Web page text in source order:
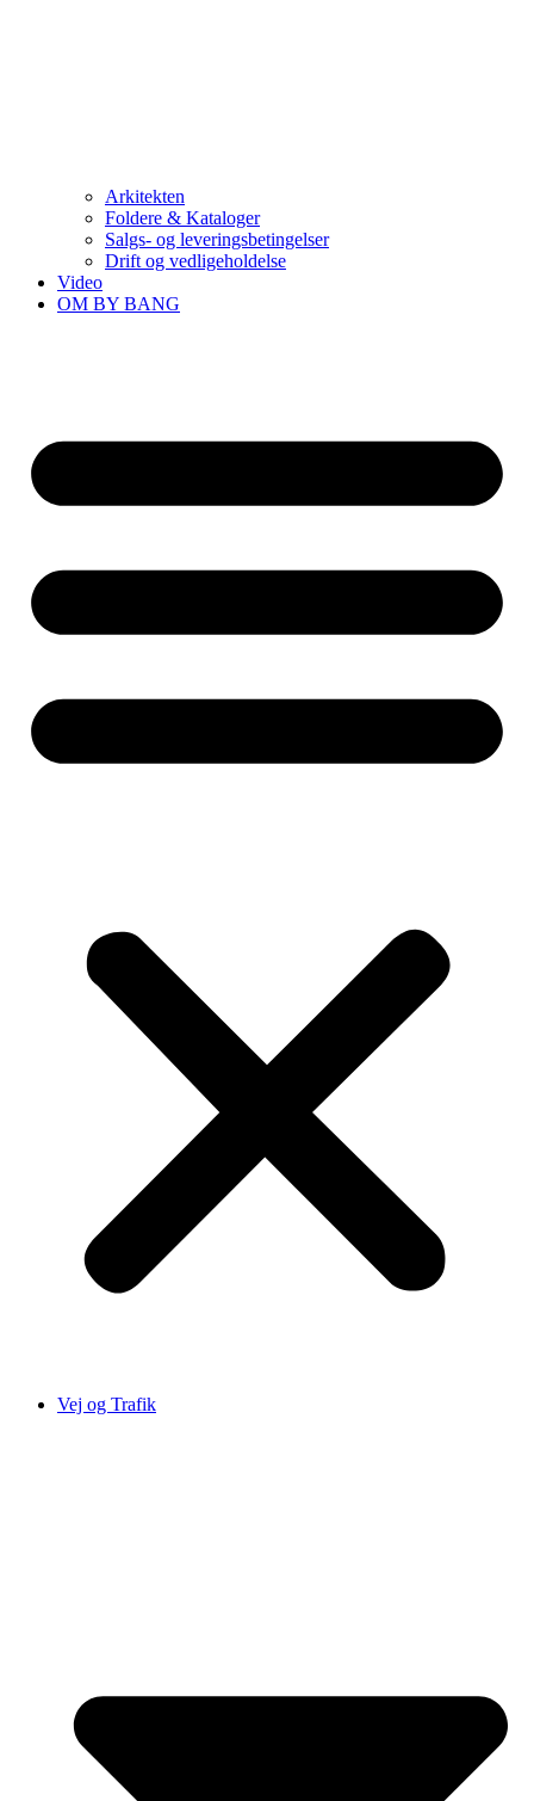
Arkitekten
Foldere & Kataloger
Salgs- og leveringsbetingelser
Drift og vedligeholdelse
Video
OM BY BANG
Vej og Trafik